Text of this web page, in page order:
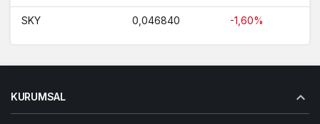
SKY 0,046840 -1,60%
KURUMSAL